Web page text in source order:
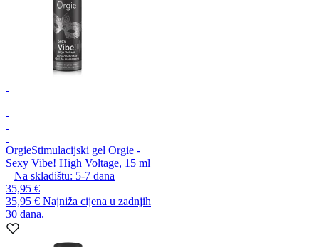
OrgieStimulacijski gel Orgie -
Sexy Vibe! High Voltage, 15 ml
Na skladištu: 5-7 dana
35,95 €
35,95 € Najniža cijena u zadnjih
30 dana.